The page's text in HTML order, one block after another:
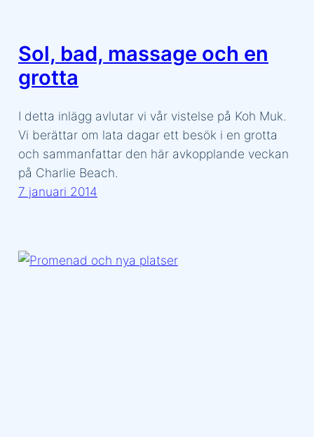
Sol, bad, massage och en
grotta
I detta inlägg avlutar vi vår vistelse på Koh Muk.
Vi berättar om lata dagar ett besök i en grotta
och sammanfattar den här avkopplande veckan
på Charlie Beach.
7 januari 2014